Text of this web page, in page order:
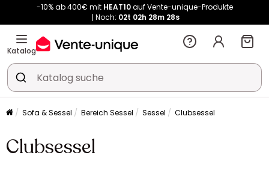
Kauf-unique wird zu Vente-unique - Gleicher Shop, neuer Name!
Noch:
Katalog
Sofa & Sessel Bereich Sessel Sessel Clubsessel
Clubsessel